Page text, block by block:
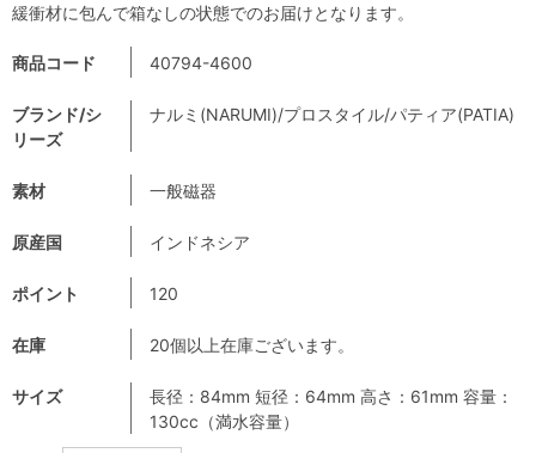
商品コード 40794-4600
ブランド/シ
リーズ
ナルミ(NARUMI)/プロスタイル/パティア(PATIA)
素材 一般磁器
原産国 インドネシア
ポイント 120
在庫 20個以上在庫ございます。
サイズ
長径：84mm 短径：64mm 高さ：61mm 容量：
130cc（満水容量）
緩衝材に包んで箱なしの状態でのお届けとなります。